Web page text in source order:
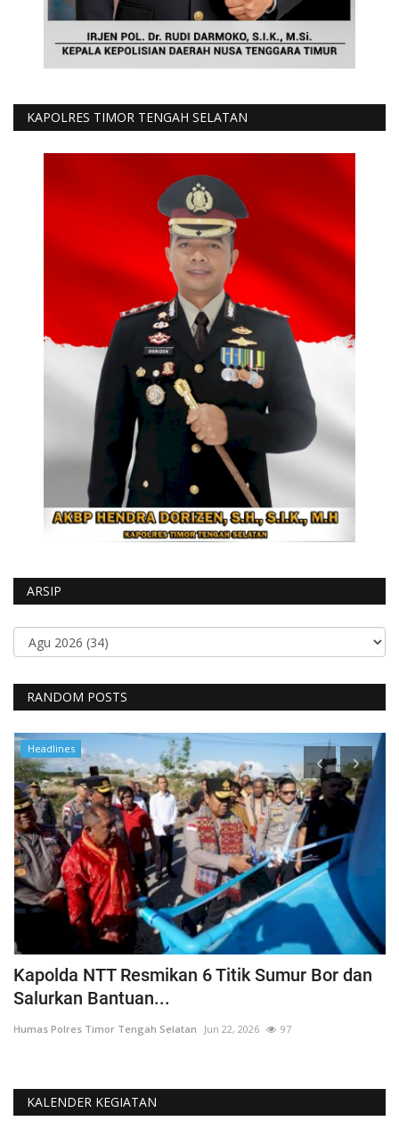
KAPOLRES TIMOR TENGAH SELATAN
ARSIP
RANDOM POSTS
Headlines
Kapolda NTT Resmikan 6 Titik Sumur Bor dan
Salurkan Bantuan...
Humas Polres Timor Tengah Selatan Jun 22, 2026 97
KALENDER KEGIATAN